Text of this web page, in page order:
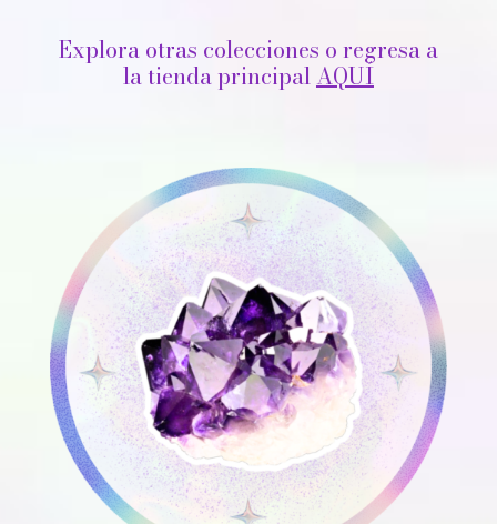
Explora otras colecciones o regresa a
la tienda principalAQUÍ